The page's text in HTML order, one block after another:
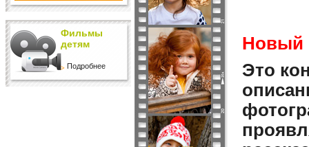
Фильмы
детям
Подробнее
Новый
Это